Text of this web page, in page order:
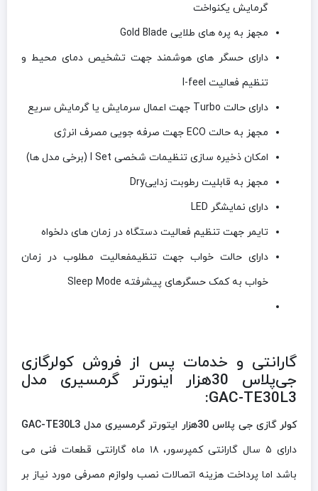
گرمایش یکنواخت
مجهز به پره های طلایی Gold Blade
دارای حسگر های هوشمند جهت تشخیص دمای محیط و
تنظیم فعالیت I-feel
دارای حالت Turbo جهت اعمال سرمایش یا گرمایش سریع
مجهز به حالت ECO جهت صرفه جویی مصرف انرژی
امکان ذخیره سازی تنظیمات شخصی I Set (برخی مدل ها)
مجهز به قابلیت رطوبت زداییDry
دارای نمایشگر LED
تایمر جهت تنظیم فعالیت دستگاه در زمان های دلخواه
دارای حالت خواب جهت تنظیمفعالیت مطلوب در زمان
خواب به کمک حسگرهای پیشرفته Sleep Mode
گارانتی و خدمات پس از فروش کولرگازی
جی‌پلاس 30هزار اینورتر گرمسیری مدل
GAC-TE30L3:
کولر گازی جی پلاس 30هزار ایتورتر گرمسیری مدل GAC-TE30L3
دارای ۵ سال گارانتی کمپرسور، ۱۸ ماه گارانتی قطعات فنی می
باشد اما پرداخت هزینه اتصالات نصب ولوازم مصرفی مورد نیاز بر